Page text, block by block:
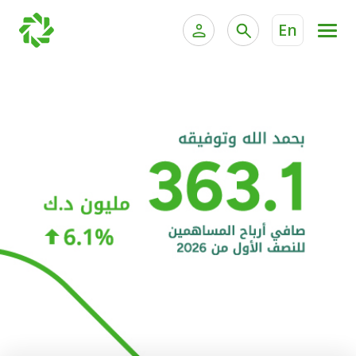
En
الخدمات المصرفية الإلكترونية للشركات
خدمة "بيتك" للتداول الإلكتروني
الحسابات المصرفية
البطاقات
"برامج العملاء"